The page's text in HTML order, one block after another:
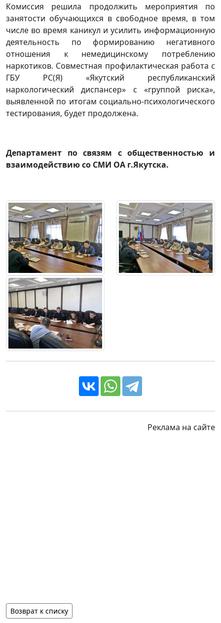
Комиссия решила продолжить мероприятия по
занятости обучающихся в свободное время, в том
числе во время каникул и усилить информационную
деятельность по формированию негативного
отношения к немедицинскому потреблению
наркотиков. Совместная профилактическая работа с
ГБУ РС(Я) «Якутский республиканский
наркологический диспансер» с «группой риска»,
выявленной по итогам социально-психологического
тестирования, будет продолжена.
Департамент по связям с общественностью и
взаимодействию со СМИ ОА г.Якутска.
Реклама на сайте
Возврат к списку